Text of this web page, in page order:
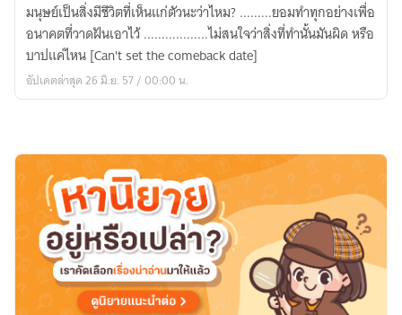
Mini
FanFiction
Ways
version
มนุษย์เป็นสิ่งมีชีวิตที่เห็นแก่ตัวนะว่าไหม? .........ยอมทำทุกอย่างเพื่อ
อนาคตที่วาดฝันเอาไว้ ..................ไม่สนใจว่าสิ่งที่ทำนั้นมันผิด หรือ
บาปแค่ไหน [Can't set the comeback date]
อัปเดตล่าสุด 26 มิ.ย. 57 / 00:00 น.